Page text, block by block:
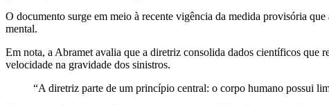
O documento surge em meio à recente vigência da medida provisória
mental.
Em nota, a Abramet avalia que a diretriz consolida dados científicos que
velocidade na gravidade dos sinistros.
“A diretriz parte de um princípio central: o corpo humano possui